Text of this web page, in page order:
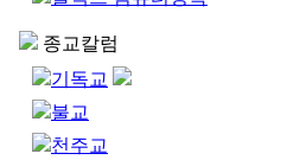
종교칼럼
기독교
불교
천주교